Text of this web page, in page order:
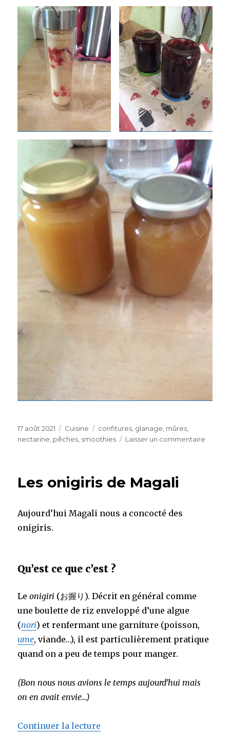
Publié
le
17 août 2021 Catégories
Cuisine Étiquettes
confitures, glanage, mûres,
nectarine, pêches, smoothies Laisser un commentaire
Les onigiris de Magali
Aujourd’hui Magali nous a concocté des
onigiris.
Qu’est ce que c’est ?
Leonigiri (お握り). Décrit en général comme
une boulette de riz enveloppé d’une algue
(nori) et renfermant une garniture (poisson,
ume, viande…), il est particulièrement pratique
quand on a peu de temps pour manger.
(Bon nous nous avions le temps aujourd’hui mais
on en avait envie…)
Continuer la lecture